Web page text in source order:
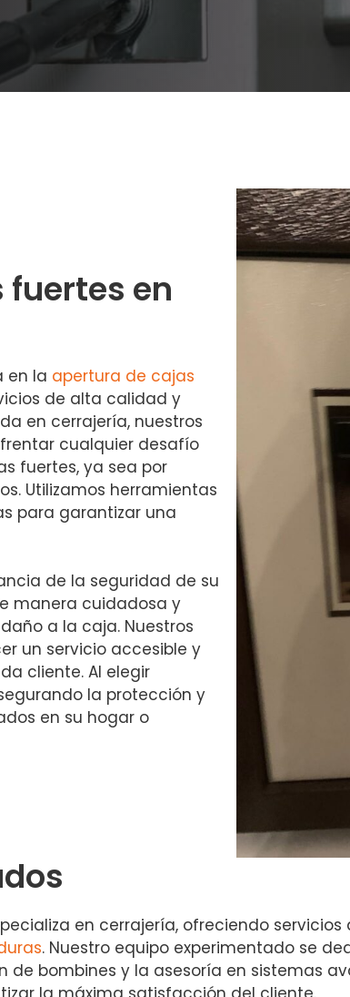
en
en la apertura de cajas
de alta calidad y
en cerrajería, nuestros
cualquier desafío
fuertes, ya sea por
Utilizamos herramientas
para garantizar una
de la seguridad de su
manera cuidadosa y
a la caja. Nuestros
un servicio accesible y
cliente. Al elegir
la protección y
en su hogar o
en cerrajería, ofreciendo
. Nuestro equipo experimentado se
de bombines y la asesoría en sistemas